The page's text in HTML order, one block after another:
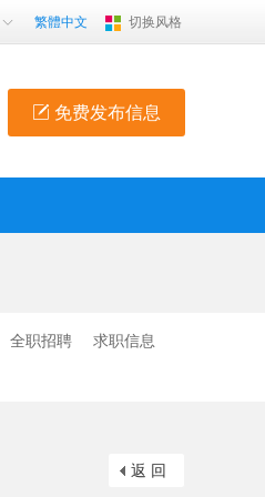
繁體中文 切换风格
免费发布信息
全职招聘
求职信息
返 回